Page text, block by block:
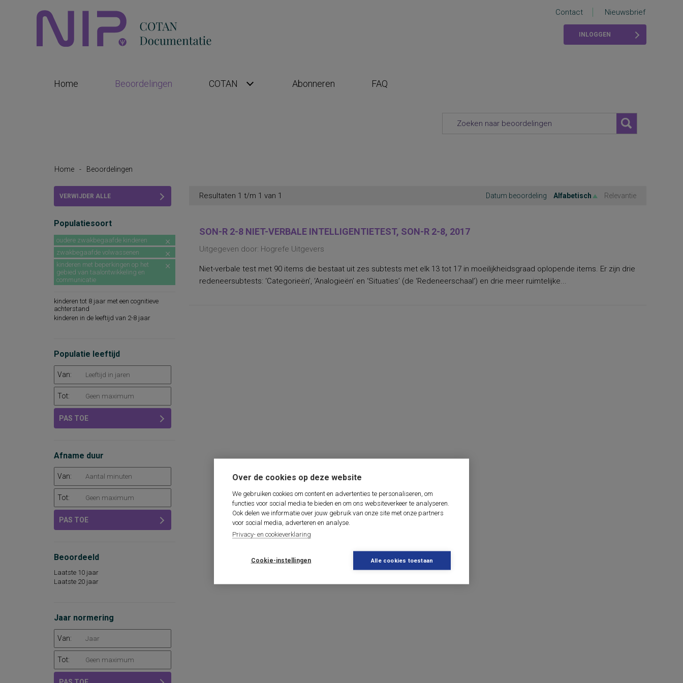
Over de cookies op deze website
We gebruiken cookies om content en advertenties te personaliseren, om
functies voor social media te bieden en om ons websiteverkeer te analyseren.
Ook delen we informatie over jouw gebruik van onze site met onze partners
voor social media, adverteren en analyse.
Privacy- en cookieverklaring
Cookie-instellingen Alle cookies toestaan
Contact Nieuwsbrief
INLOGGEN
Home Beoordelingen COTAN Abonneren FAQ
Home - Beoordelingen
VERWIJDER ALLE
Populatiesoort
oudere zwakbegaafde kinderen
zwakbegaafde volwassenen
kinderen met beperkingen op het
gebied van taalontwikkeling en
communicatie
kinderen tot 8 jaar met een cognitieve
achterstand
kinderen in de leeftijd van 2-8 jaar
Populatie leeftijd
Van:
Tot:
PAS TOE
Afname duur
Van:
Tot:
PAS TOE
Beoordeeld
Laatste 10 jaar
Laatste 20 jaar
Jaar normering
Van:
Tot:
Resultaten 1 t/m 1 van 1 Datum beoordeling Alfabetisch Relevantie
SON-R 2-8 NIET-VERBALE INTELLIGENTIETEST, SON-R 2-8, 2017
Uitgegeven door: Hogrefe Uitgevers
Niet-verbale test met 90 items die bestaat uit zes subtests met elk 13 tot 17 in moeilijkheidsgraad oplopende items. Er zijn drie
redeneersubtests: ‘Categorieën’, ‘Analogieën’ en ‘Situaties’ (de ‘Redeneerschaal’) en drie meer ruimtelijke...